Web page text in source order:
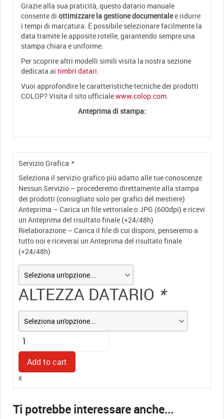
Grazie alla sua praticità, questo datario manuale
consente di ottimizzare la gestione documentalee ridurre
i tempi di marcatura. È possibile selezionare facilmente la
data tramite le apposite rotelle, garantendo sempre una
stampa chiara e uniforme.
Per scoprire altri modelli simili visita la nostra sezione
dedicata ai timbri datari
Vuoi approfondire le caratteristiche tecniche dei prodotti
COLOP? Visita il sito ufficialewww.colop.com
Anteprima di stampa:
Servizio Grafica *
Seleziona il servizio grafico più adatto alle tue conoscenze
Nessun Servizio – procederemo direttamente alla stampa
dei prodotti (consigliato solo per grafici del mestiere)
Anteprima – Carica un file vettoriale o JPG (600dpi) e ricevi
un Anteprima del risultato finale (+24/48h)
Rielaborazione – Carica il file di cui disponi, penseremo a
tutto noi e riceverai un Anteprima del risultato finale
(+24/48h)
ALTEZZA DATARIO *
Datario
Manuale
COLOP
–
Altezze
da
Add to cart
x